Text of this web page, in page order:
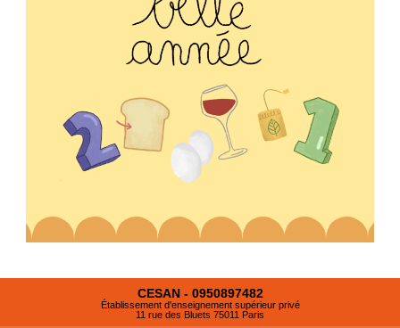
CESAN - 0950897482
Établissement d'enseignement supérieur privé
11 rue des Bluets 75011 Paris